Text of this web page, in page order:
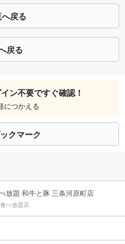
戻る
戻る
ン不要ですぐ確認！
につかえる
クマーク
放題 和牛と豚 三条河原町店
べ放題店